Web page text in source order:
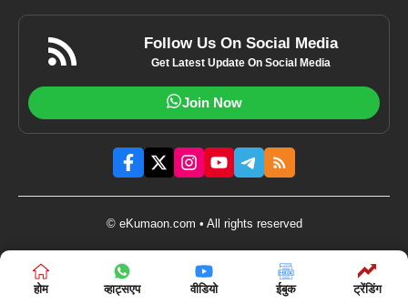
Follow Us On Social Media
Get Latest Update On Social Media
Join Now
© eKumaon.com • All rights reserved
होम व्हाट्सएप वीडियो ईबुक ट्रेंडिंग